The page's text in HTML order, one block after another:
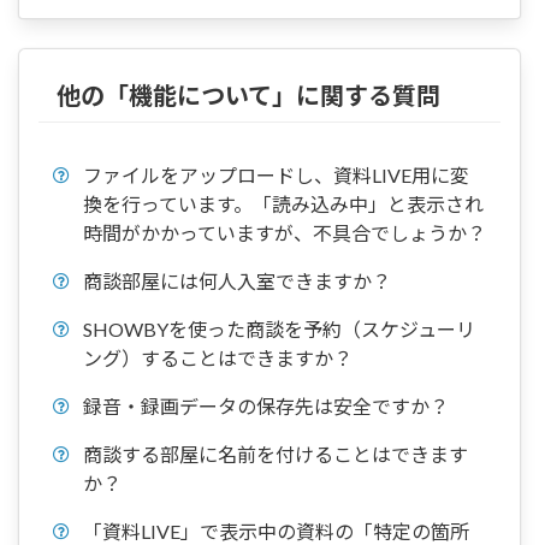
他の「機能について」に関する質問
ファイルをアップロードし、資料LIVE用に変
換を行っています。「読み込み中」と表示され
時間がかかっていますが、不具合でしょうか？
商談部屋には何人入室できますか？
SHOWBYを使った商談を予約（スケジューリ
ング）することはできますか？
録音・録画データの保存先は安全ですか？
商談する部屋に名前を付けることはできます
か？
「資料LIVE」で表示中の資料の「特定の箇所